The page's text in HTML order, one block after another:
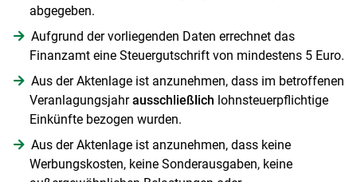
abgegeben.
Aufgrund der vorliegenden Daten errechnet das
Finanzamt eine Steuergutschrift von mindestens 5 Euro.
Aus der Aktenlage ist anzunehmen, dass im betroffenen
Veranlagungsjahrausschließlich lohnsteuerpflichtige
Einkünfte bezogen wurden.
Aus der Aktenlage ist anzunehmen, dass keine
Werbungskosten, keine Sonderausgaben, keine